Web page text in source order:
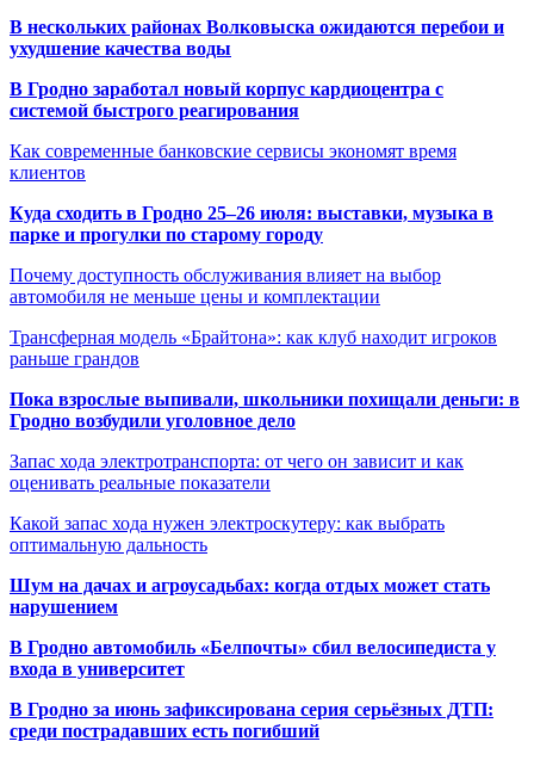
В нескольких районах Волковыска ожидаются перебои и
ухудшение качества воды
В Гродно заработал новый корпус кардиоцентра с
системой быстрого реагирования
Как современные банковские сервисы экономят время
клиентов
Куда сходить в Гродно 25–26 июля: выставки, музыка в
парке и прогулки по старому городу
Почему доступность обслуживания влияет на выбор
автомобиля не меньше цены и комплектации
Трансферная модель «Брайтона»: как клуб находит игроков
раньше грандов
Пока взрослые выпивали, школьники похищали деньги: в
Гродно возбудили уголовное дело
Запас хода электротранспорта: от чего он зависит и как
оценивать реальные показатели
Какой запас хода нужен электроскутеру: как выбрать
оптимальную дальность
Шум на дачах и агроусадьбах: когда отдых может стать
нарушением
В Гродно автомобиль «Белпочты» сбил велосипедиста у
входа в университет
В Гродно за июнь зафиксирована серия серьёзных ДТП:
среди пострадавших есть погибший